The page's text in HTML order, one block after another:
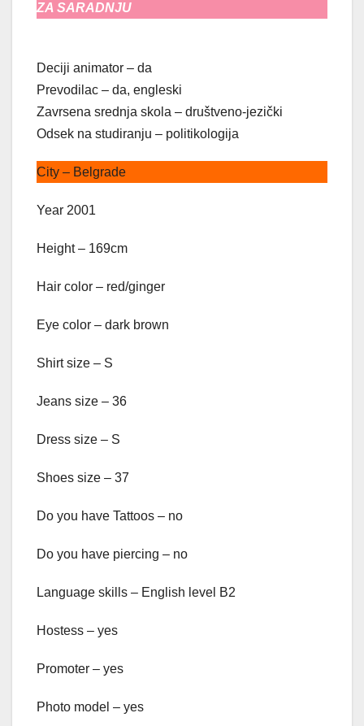
ZA SARADNJU
Deciji animator – da
Prevodilac – da, engleski
Zavrsena srednja skola – društveno-jezički
Odsek na studiranju – politikologija
City – Belgrade
Year 2001
Height – 169cm
Hair color – red/ginger
Eye color – dark brown
Shirt size – S
Jeans size – 36
Dress size – S
Shoes size – 37
Do you have Tattoos – no
Do you have piercing – no
Language skills – English level B2
Hostess – yes
Promoter – yes
Photo model – yes